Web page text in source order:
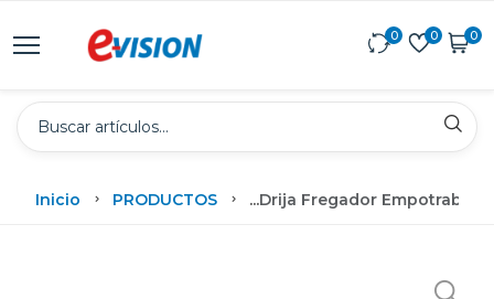
0 0 0
Inicio PRODUCTOS ...Drija Fregador Empotrable